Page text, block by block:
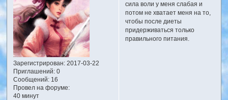
Зарегистрирован: 2017-03-22
Приглашений:0
Сообщений:16
Провел на форуме:
40 минут
сила воли у меня слабая и
потом не хватает меня на то,
чтобы после диеты
придерживаться только
правильного питания.